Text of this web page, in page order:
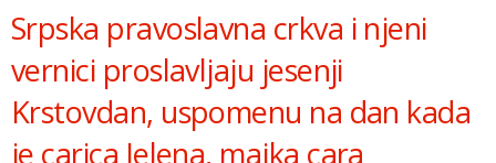
Srpska pravoslavna crkva i njeni
vernici proslavljaju jesenji
Krstovdan, uspomenu na dan kada
je carica Jelena, majka cara